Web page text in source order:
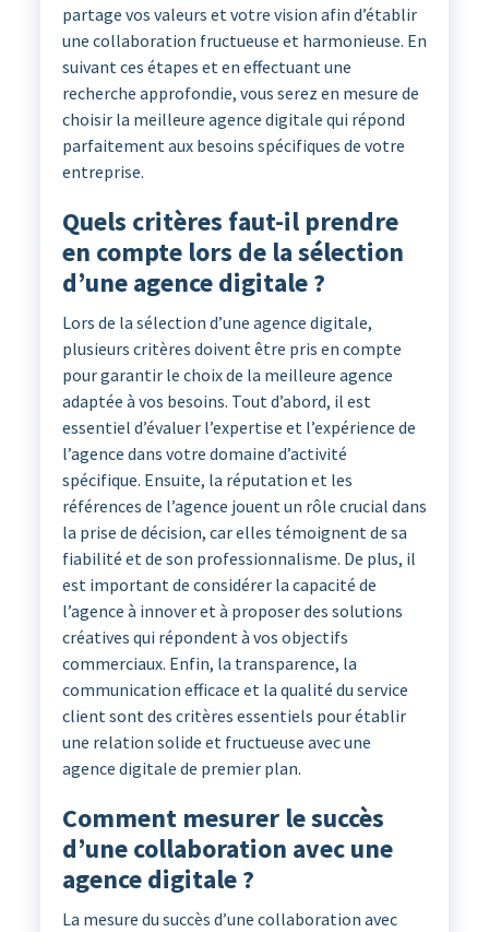
partage vos valeurs et votre vision afin d’établir
une collaboration fructueuse et harmonieuse. En
suivant ces étapes et en effectuant une
recherche approfondie, vous serez en mesure de
choisir la meilleure agence digitale qui répond
parfaitement aux besoins spécifiques de votre
entreprise.
Quels critères faut-il prendre
en compte lors de la sélection
d’une agence digitale ?
Lors de la sélection d’une agence digitale,
plusieurs critères doivent être pris en compte
pour garantir le choix de la meilleure agence
adaptée à vos besoins. Tout d’abord, il est
essentiel d’évaluer l’expertise et l’expérience de
l’agence dans votre domaine d’activité
spécifique. Ensuite, la réputation et les
références de l’agence jouent un rôle crucial dans
la prise de décision, car elles témoignent de sa
fiabilité et de son professionnalisme. De plus, il
est important de considérer la capacité de
l’agence à innover et à proposer des solutions
créatives qui répondent à vos objectifs
commerciaux. Enfin, la transparence, la
communication efficace et la qualité du service
client sont des critères essentiels pour établir
une relation solide et fructueuse avec une
agence digitale de premier plan.
Comment mesurer le succès
d’une collaboration avec une
agence digitale ?
La mesure du succès d’une collaboration avec